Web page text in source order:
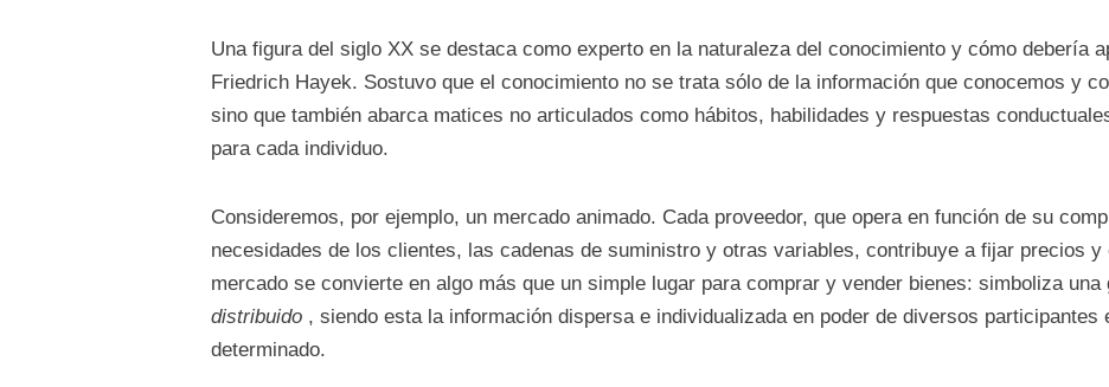
Una figura del siglo XX se destaca como experto en la naturaleza del conocimiento y cómo debería
Friedrich Hayek. Sostuvo que el conocimiento no se trata sólo de la información que conocemos y
sino que también abarca matices no articulados como hábitos, habilidades y respuestas
para cada individuo.
Consideremos, por ejemplo, un mercado animado. Cada proveedor, que opera en función de su
necesidades de los clientes, las cadenas de suministro y otras variables, contribuye a fijar precios y
mercado se convierte en algo más que un simple lugar para comprar y vender bienes: simboliza una
distribuido, siendo esta la información dispersa e individualizada en poder de diversos participantes
determinado.